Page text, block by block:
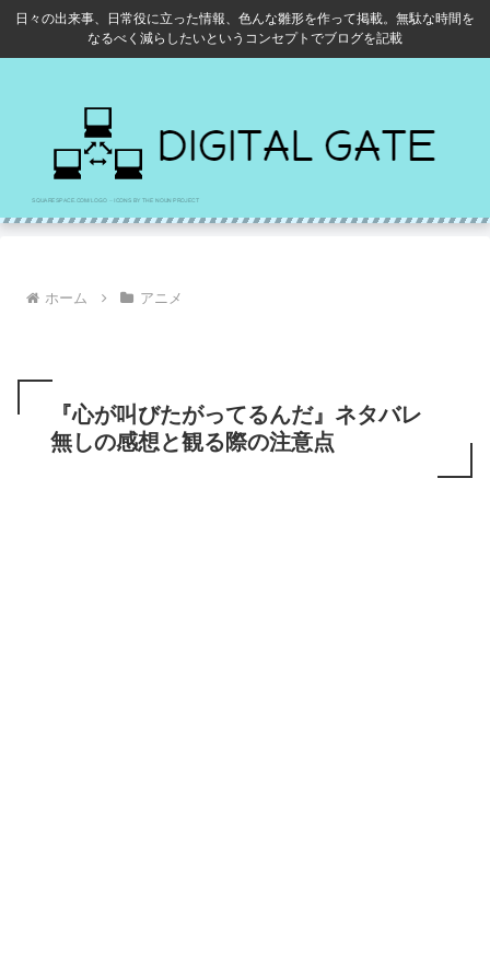
日々の出来事、日常役に立った情報、色んな雛形を作って掲載。無駄な時間を
なるべく減らしたいというコンセプトでブログを記載
ホーム アニメ
『心が叫びたがってるんだ』ネタバレ
無しの感想と観る際の注意点